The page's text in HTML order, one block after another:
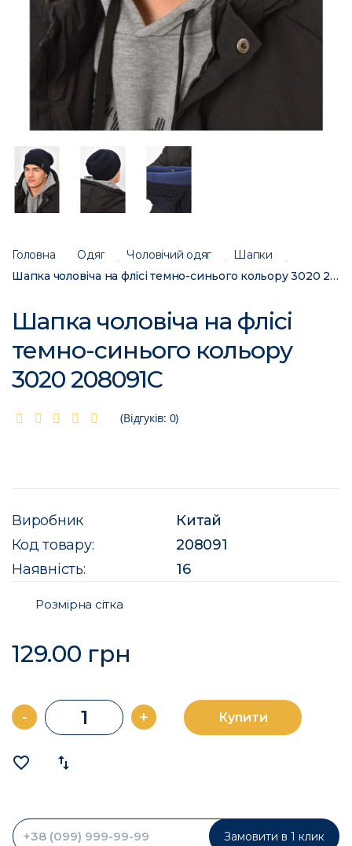
Головна Одяг Чоловічий одяг
Шапки
Шапка чоловіча на флісі темно-синього кольору 3020 208091C
Шапка чоловіча на флісі
темно-синього кольору
3020 208091C
(Відгуків: 0)
Виробник
Китай
Код товару:
208091
Наявність:
16
Розмірна сітка
129.00 грн
- + Купити
favorite_border import_export
Замовити в 1 клик